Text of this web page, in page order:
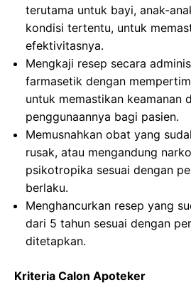
terutama untuk bayi, anak-
kondisi tertentu, untuk
efektivitasnya.
Mengkaji resep secara
farmasetik dengan
untuk memastikan keamanan
penggunaannya bagi pasien.
Memusnahkan obat yang
rusak, atau mengandung
psikotropika sesuai dengan
berlaku.
Menghancurkan resep yang
dari 5 tahun sesuai dengan
ditetapkan.
Kriteria Calon Apoteker